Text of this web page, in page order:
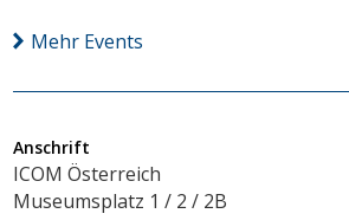
Mehr Events
Anschrift
ICOM Österreich
Museumsplatz 1 / 2 / 2B